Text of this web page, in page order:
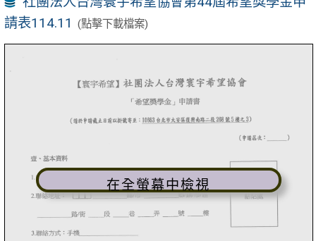
請表114.11
(點擊下載檔案)
在全螢幕中檢視